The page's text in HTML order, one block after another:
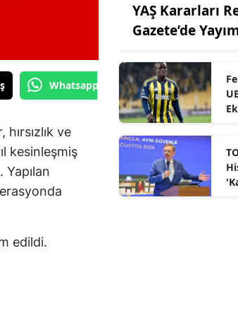
Whatsapp'tan Gönder
ve
kesinleşmiş
Yapılan
edildi.
YAŞ Kararları
Gazete’de